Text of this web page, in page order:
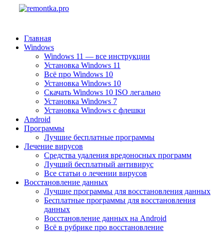
Главная
Windows
Windows 11 — все инструкции
Установка Windows 11
Всё про Windows 10
Установка Windows 10
Скачать Windows 10 ISO легально
Установка Windows 7
Установка Windows с флешки
Android
Программы
Лучшие бесплатные программы
Лечение вирусов
Средства удаления вредоносных программ
Лучший бесплатный антивирус
Все статьи о лечении вирусов
Восстановление данных
Лучшие программы для восстановления данных
Бесплатные программы для восстановления
данных
Восстановление данных на Android
Всё в рубрике про восстановление